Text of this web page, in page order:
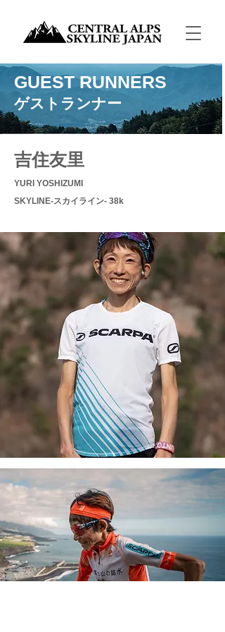
GUEST RUNNERS
ゲストランナー
吉住友里
YURI YOSHIZUMI
SKYLINE-スカイライン- 38k